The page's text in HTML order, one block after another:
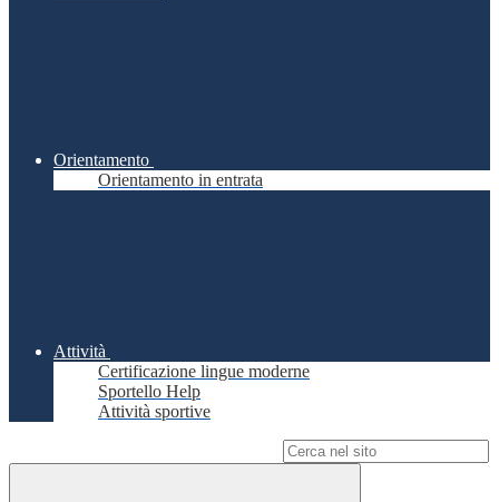
Orientamento
Orientamento in entrata
Attività
Certificazione lingue moderne
Sportello Help
Attività sportive